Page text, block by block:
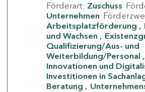
Förderart: Zuschuss
Unternehmen
Arbeitsplatzförderung
und Wachsen
Qualifizierung/Aus- und
Weiterbildung/Personal
Innovationen und
Investitionen in
Beratung